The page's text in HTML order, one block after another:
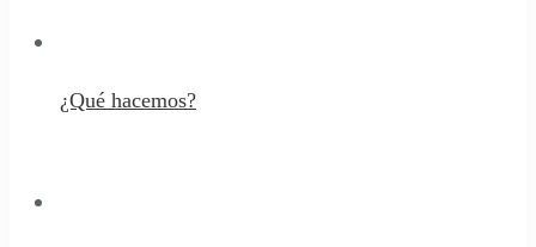
¿Qué hacemos?